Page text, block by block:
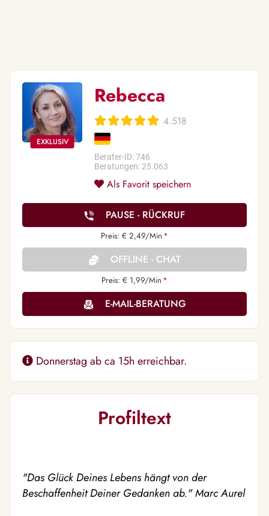
Rebecca
4.518
Berater-ID: 746
Beratungen: 25.063
Als Favorit speichern
PAUSE - RÜCKRUF
Preis: € 2,49/Min *
OFFLINE - CHAT
Preis: € 1,99/Min *
E-MAIL-BERATUNG
Donnerstag ab ca 15h erreichbar.
Profiltext
"Das Glück Deines Lebens hängt von der
Beschaffenheit Deiner Gedanken ab." Marc Aurel